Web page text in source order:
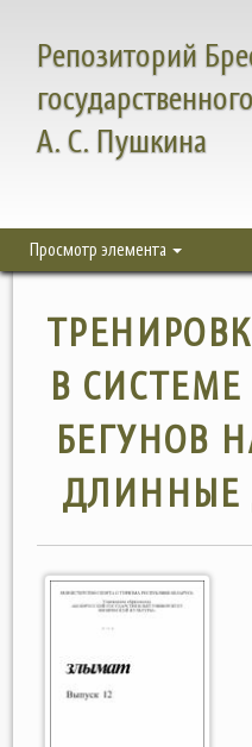
Репозиторий
А. С. Пушкина
Просмотр элемента
В
БЕГУНОВ
ДЛИННЫЕ